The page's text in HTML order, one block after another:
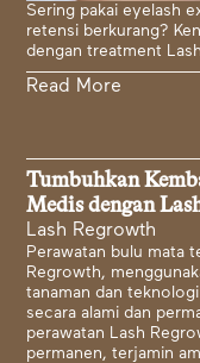
Sering pakai eyelash
retensi berkurang?
dengan treatment
Read More
Tumbuhkan
Medis dengan
Lash Regrowth
Perawatan bulu mata
Regrowth,
tanaman dan
secara alami dan
perawatan Lash
permanen, terjamin